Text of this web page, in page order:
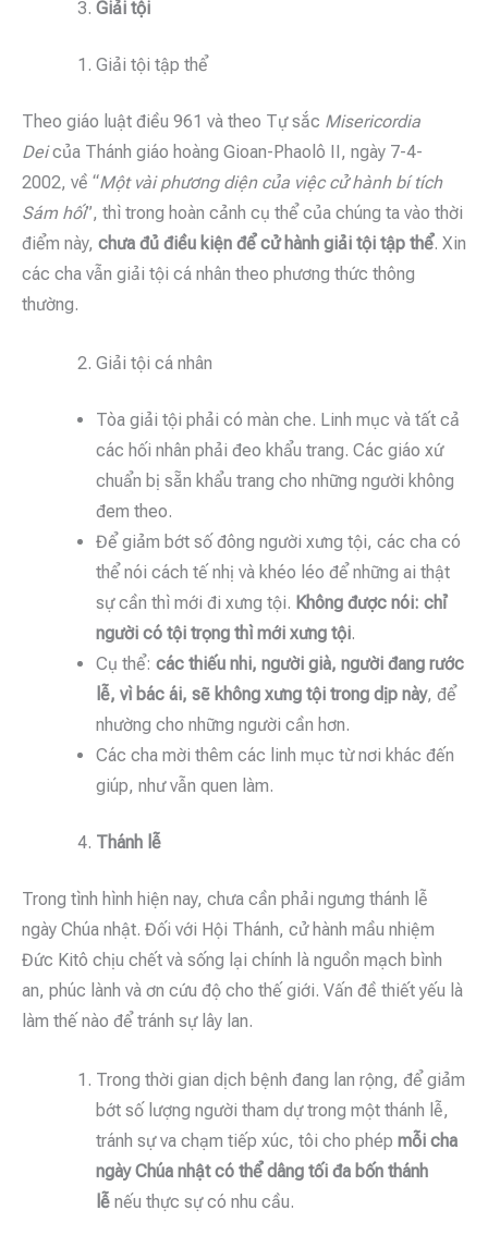
Giải tội
Giải tội tập thể
Theo giáo luật điều 961 và theo Tự sắc Misericordia
Deicủa Thánh giáo hoàng Gioan-Phaolô II, ngày 7-4-
2002, về “Một vài phương diện của việc cử hành bí tích
Sám hối”, thì trong hoàn cảnh cụ thể của chúng ta vào thời
điểm này, chưa đủ điều kiện để cử hành giải tội tập thể. Xin
các cha vẫn giải tội cá nhân theo phương thức thông
thường.
Giải tội cá nhân
Tòa giải tội phải có màn che. Linh mục và tất cả
các hối nhân phải đeo khẩu trang. Các giáo xứ
chuẩn bị sẵn khẩu trang cho những người không
đem theo.
Để giảm bớt số đông người xưng tội, các cha có
thể nói cách tế nhị và khéo léo để những ai thật
sự cần thì mới đi xưng tội. Không được nói: chỉ
người có tội trọng thì mới xưng tội.
Cụ thể: các thiếu nhi, người già, người đang rước
lễ, vì bác ái, sẽ không xưng tội trong dịp này, để
nhường cho những người cần hơn.
Các cha mời thêm các linh mục từ nơi khác đến
giúp, như vẫn quen làm.
Thánh lễ
Trong tình hình hiện nay, chưa cần phải ngưng thánh lễ
ngày Chúa nhật. Đối với Hội Thánh, cử hành mầu nhiệm
Đức Kitô chịu chết và sống lại chính là nguồn mạch bình
an, phúc lành và ơn cứu độ cho thế giới. Vấn đề thiết yếu là
làm thế nào để tránh sự lây lan.
Trong thời gian dịch bệnh đang lan rộng, để giảm
bớt số lượng người tham dự trong một thánh lễ,
tránh sự va chạm tiếp xúc, tôi cho phép mỗi cha
ngày Chúa nhật có thể dâng tối đa bốn thánh
lễ nếu thực sự có nhu cầu.